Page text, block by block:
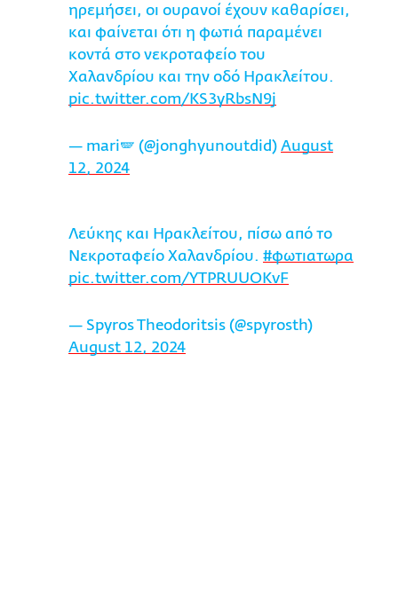
ηρεμήσει, οι ουρανοί έχουν καθαρίσει,
και φαίνεται ότι η φωτιά παραμένει
κοντά στο νεκροταφείο του
Χαλανδρίου και την οδό Ηρακλείτου.
pic.twitter.com/KS3yRbsN9j
— mari🪽 (@jonghyunoutdid) August
12, 2024
Λεύκης και Ηρακλείτου, πίσω από το
Νεκροταφείο Χαλανδρίου. #φωτιατωρα
pic.twitter.com/YTPRUUOKvF
— Spyros Theodoritsis (@spyrosth)
August 12, 2024